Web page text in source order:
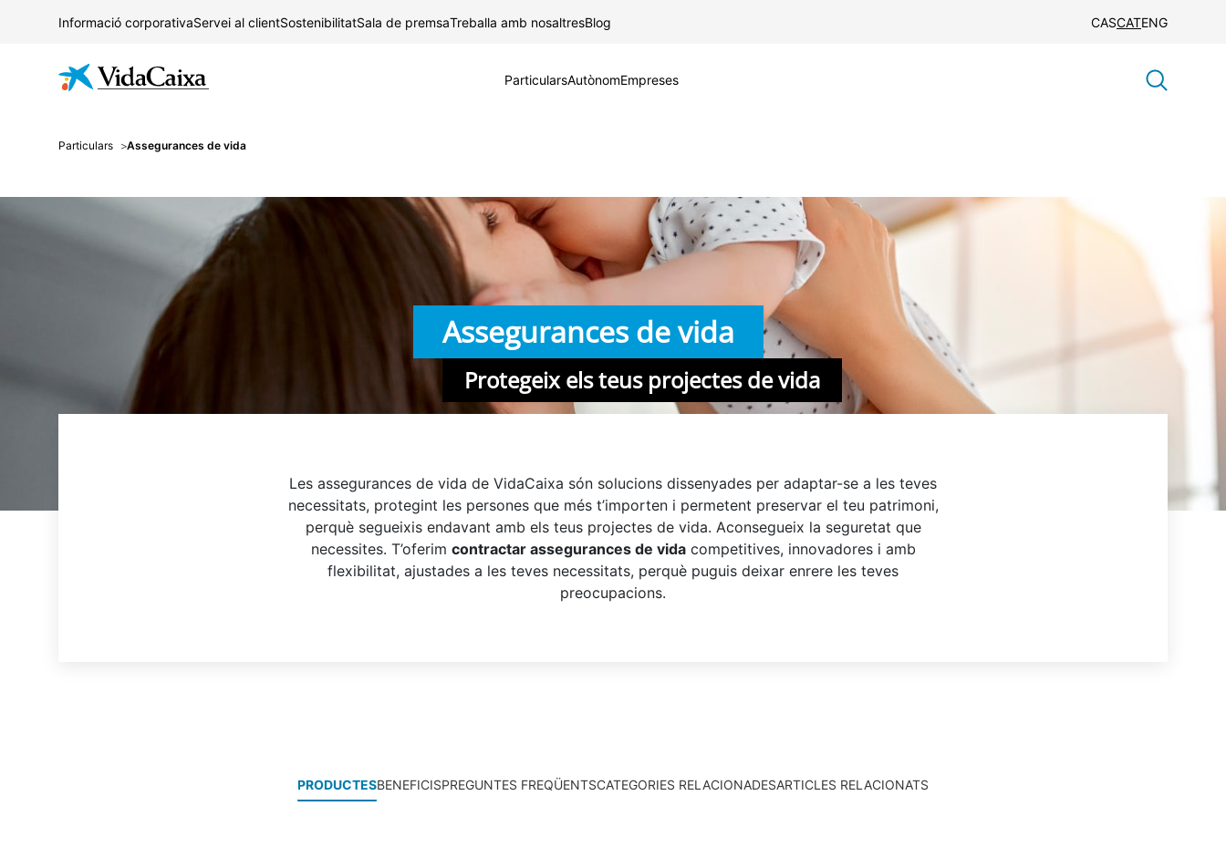
Salta al contingut principal
Informació corporativaServei al clientSostenibilitatSala de premsaTreballa amb nosaltresBlog CASCATENG
ParticularsAutònomEmpreses
Particulars Assegurances de vida
Assegurances de vida
Protegeix els teus projectes de vida
Les assegurances de vida de VidaCaixa són solucions dissenyades per adaptar-se a les teves
necessitats, protegint les persones que més t’importen i permetent preservar el teu patrimoni,
perquè segueixis endavant amb els teus projectes de vida. Aconsegueix la seguretat que
necessites. T’oferim contractar assegurances de vidacompetitives, innovadores i amb
flexibilitat, ajustades a les teves necessitats, perquè puguis deixar enrere les teves
preocupacions.
PRODUCTESBENEFICISPREGUNTES FREQÜENTSCATEGORIES RELACIONADESARTICLES RELACIONATS